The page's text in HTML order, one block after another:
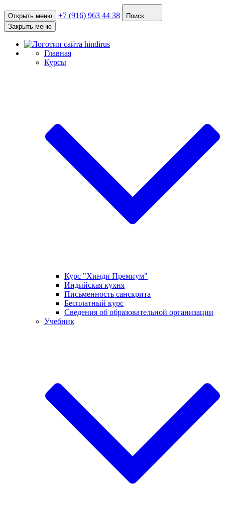
Открыть меню +7 (916) 963 44 38
Поиск
Закрыть меню
Главная
Курсы
Курс "Хинди Премиум"
Индийская кухня
Письменность санскрита
Бесплатный курс
Сведения об образовательной организации
Учебник